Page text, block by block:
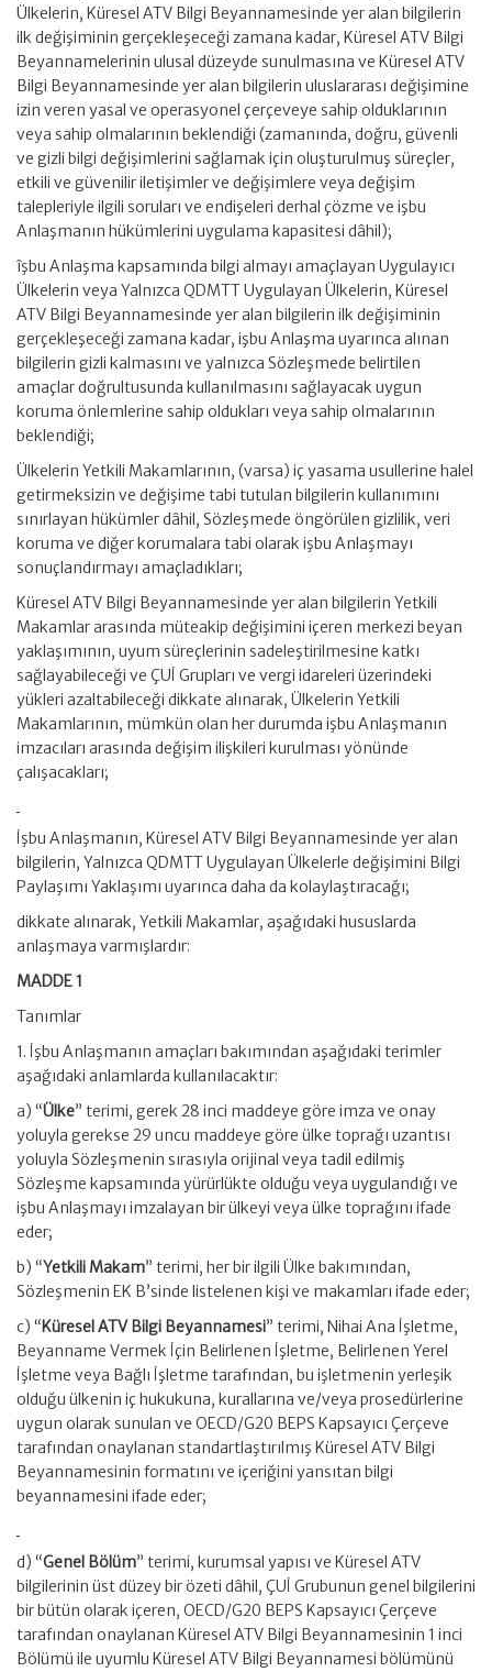
Ülkelerin, Küresel ATV Bilgi Beyannamesinde yer alan bilgilerin
ilk değişiminin gerçekleşeceği zamana kadar, Küresel ATV Bilgi
Beyannamelerinin ulusal düzeyde sunulmasına ve Küresel ATV
Bilgi Beyannamesinde yer alan bilgilerin uluslararası değişimine
izin veren yasal ve operasyonel çerçeveye sahip olduklarının
veya sahip olmalarının beklendiği (zamanında, doğru, güvenli
ve gizli bilgi değişimlerini sağlamak için oluşturulmuş süreçler,
etkili ve güvenilir iletişimler ve değişimlere veya değişim
talepleriyle ilgili soruları ve endişeleri derhal çözme ve işbu
Anlaşmanın hükümlerini uygulama kapasitesi dâhil);
îşbu Anlaşma kapsamında bilgi almayı amaçlayan Uygulayıcı
Ülkelerin veya Yalnızca QDMTT Uygulayan Ülkelerin, Küresel
ATV Bilgi Beyannamesinde yer alan bilgilerin ilk değişiminin
gerçekleşeceği zamana kadar, işbu Anlaşma uyarınca alınan
bilgilerin gizli kalmasını ve yalnızca Sözleşmede belirtilen
amaçlar doğrultusunda kullanılmasını sağlayacak uygun
koruma önlemlerine sahip oldukları veya sahip olmalarının
beklendiği;
Ülkelerin Yetkili Makamlarının, (varsa) iç yasama usullerine halel
getirmeksizin ve değişime tabi tutulan bilgilerin kullanımını
sınırlayan hükümler dâhil, Sözleşmede öngörülen gizlilik, veri
koruma ve diğer korumalara tabi olarak işbu Anlaşmayı
sonuçlandırmayı amaçladıkları;
Küresel ATV Bilgi Beyannamesinde yer alan bilgilerin Yetkili
Makamlar arasında müteakip değişimini içeren merkezi beyan
yaklaşımının, uyum süreçlerinin sadeleştirilmesine katkı
sağlayabileceği ve ÇUİ Grupları ve vergi idareleri üzerindeki
yükleri azaltabileceği dikkate alınarak, Ülkelerin Yetkili
Makamlarının, mümkün olan her durumda işbu Anlaşmanın
imzacıları arasında değişim ilişkileri kurulması yönünde
çalışacakları;
İşbu Anlaşmanın, Küresel ATV Bilgi Beyannamesinde yer alan
bilgilerin, Yalnızca QDMTT Uygulayan Ülkelerle değişimini Bilgi
Paylaşımı Yaklaşımı uyarınca daha da kolaylaştıracağı;
dikkate alınarak, Yetkili Makamlar, aşağıdaki hususlarda
anlaşmaya varmışlardır:
MADDE 1
Tanımlar
1. İşbu Anlaşmanın amaçları bakımından aşağıdaki terimler
aşağıdaki anlamlarda kullanılacaktır:
a) “Ülke” terimi, gerek 28 inci maddeye göre imza ve onay
yoluyla gerekse 29 uncu maddeye göre ülke toprağı uzantısı
yoluyla Sözleşmenin sırasıyla orijinal veya tadil edilmiş
Sözleşme kapsamında yürürlükte olduğu veya uygulandığı ve
işbu Anlaşmayı imzalayan bir ülkeyi veya ülke toprağını ifade
eder;
b) “Yetkili Makam” terimi, her bir ilgili Ülke bakımından,
Sözleşmenin EK B’sinde listelenen kişi ve makamları ifade eder;
c) “Küresel ATV Bilgi Beyannamesi” terimi, Nihai Ana İşletme,
Beyanname Vermek İçin Belirlenen İşletme, Belirlenen Yerel
İşletme veya Bağlı İşletme tarafından, bu işletmenin yerleşik
olduğu ülkenin iç hukukuna, kurallarına ve/veya prosedürlerine
uygun olarak sunulan ve OECD/G20 BEPS Kapsayıcı Çerçeve
tarafından onaylanan standartlaştırılmış Küresel ATV Bilgi
Beyannamesinin formatını ve içeriğini yansıtan bilgi
beyannamesini ifade eder;
d) “Genel Bölüm” terimi, kurumsal yapısı ve Küresel ATV
bilgilerinin üst düzey bir özeti dâhil, ÇUİ Grubunun genel bilgilerini
bir bütün olarak içeren, OECD/G20 BEPS Kapsayıcı Çerçeve
tarafından onaylanan Küresel ATV Bilgi Beyannamesinin 1 inci
Bölümü ile uyumlu Küresel ATV Bilgi Beyannamesi bölümünü